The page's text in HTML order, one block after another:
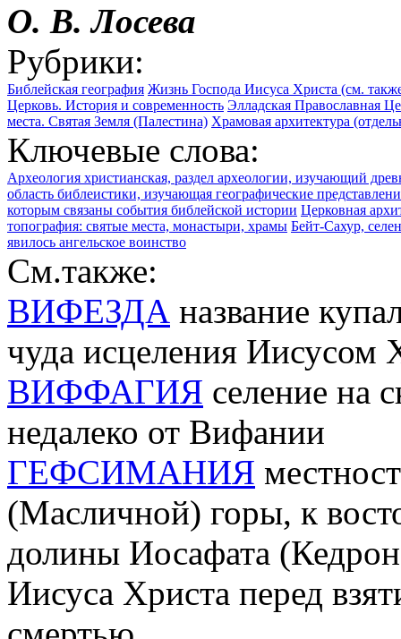
О. В. Лосева
Рубрики:
Библейская география Жизнь Господа Иисуса Христа (см.
Церковь. История и современность Элладская Православная
места. Святая Земля (Палестина) Храмовая архитектура
Ключевые слова:
Археология христианская, раздел археологии, изучающий
область библеистики, изучающая географические
которым связаны события библейской истории Церковная
топография: святые места, монастыри, храмы Бейт-Сахур,
явилось ангельское воинство
См.также:
ВИФЕЗДА название
чуда исцеления Иисусом
ВИФФАГИЯ селение на
недалеко от Вифании
ГЕФСИМАНИЯ
(Масличной) горы, к
долины Иосафата
Иисуса Христа перед